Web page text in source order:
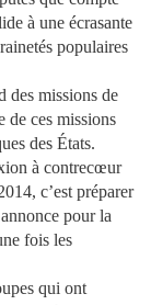
à une écrasante
populaires
des missions de
de ces missions
des États.
à contrecœur
c’est préparer
pour la
fois les
qui ont